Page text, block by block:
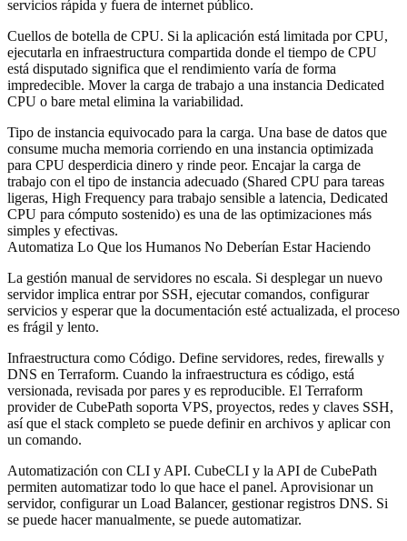
servicios rápida y fuera de internet público.
Cuellos de botella de CPU. Si la aplicación está limitada por CPU,
ejecutarla en infraestructura compartida donde el tiempo de CPU
está disputado significa que el rendimiento varía de forma
impredecible. Mover la carga de trabajo a una instancia Dedicated
CPU o bare metal elimina la variabilidad.
Tipo de instancia equivocado para la carga. Una base de datos que
consume mucha memoria corriendo en una instancia optimizada
para CPU desperdicia dinero y rinde peor. Encajar la carga de
trabajo con el tipo de instancia adecuado (Shared CPU para tareas
ligeras, High Frequency para trabajo sensible a latencia, Dedicated
CPU para cómputo sostenido) es una de las optimizaciones más
simples y efectivas.
Automatiza Lo Que los Humanos No Deberían Estar Haciendo
La gestión manual de servidores no escala. Si desplegar un nuevo
servidor implica entrar por SSH, ejecutar comandos, configurar
servicios y esperar que la documentación esté actualizada, el proceso
es frágil y lento.
Infraestructura como Código. Define servidores, redes, firewalls y
DNS en Terraform. Cuando la infraestructura es código, está
versionada, revisada por pares y es reproducible. El Terraform
provider de CubePath soporta VPS, proyectos, redes y claves SSH,
así que el stack completo se puede definir en archivos y aplicar con
un comando.
Automatización con CLI y API. CubeCLI y la API de CubePath
permiten automatizar todo lo que hace el panel. Aprovisionar un
servidor, configurar un Load Balancer, gestionar registros DNS. Si
se puede hacer manualmente, se puede automatizar.